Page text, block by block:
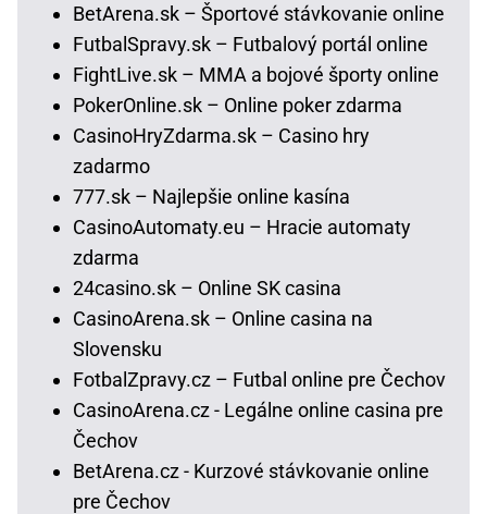
BetArena.sk – Športové stávkovanie online
FutbalSpravy.sk – Futbalový portál online
FightLive.sk – MMA a bojové športy online
PokerOnline.sk – Online poker zdarma
CasinoHryZdarma.sk – Casino hry
zadarmo
777.sk – Najlepšie online kasína
CasinoAutomaty.eu – Hracie automaty
zdarma
24casino.sk – Online SK casina
CasinoArena.sk – Online casina na
Slovensku
FotbalZpravy.cz – Futbal online pre Čechov
CasinoArena.cz - Legálne online casina pre
Čechov
BetArena.cz - Kurzové stávkovanie online
pre Čechov